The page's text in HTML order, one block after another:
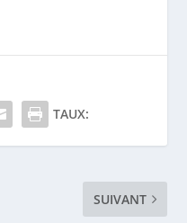
TAUX:
SUIVANT